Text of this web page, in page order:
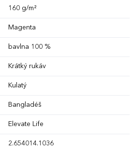
160 g/m²
Magenta
bavlna 100 %
Krátký rukáv
Kulatý
Bangladéš
Elevate Life
2.654014.1036